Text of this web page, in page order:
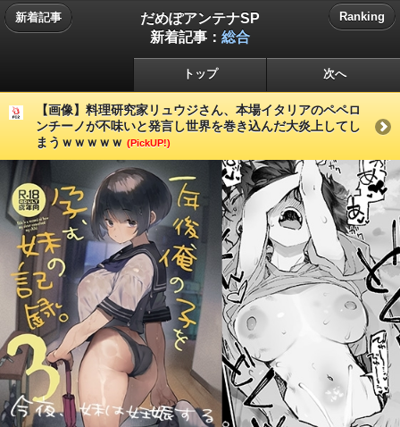
新着記事
だめぽアンテナSP
新着記事： 総合
Ranking
トップ 次へ
【画像】料理研究家リュウジさん、本場イタリアのペペロ
ンチーノが不味いと発言し世界を巻き込んだ大炎上してし
まうｗｗｗｗｗ (PickUP!)